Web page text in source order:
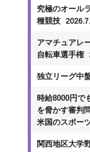
究極のオール
種競技
アマチュアレ
自転車選手権
独立リーグ中
時給8000円で
を脅かす審判
米国のスポー
関西地区大学